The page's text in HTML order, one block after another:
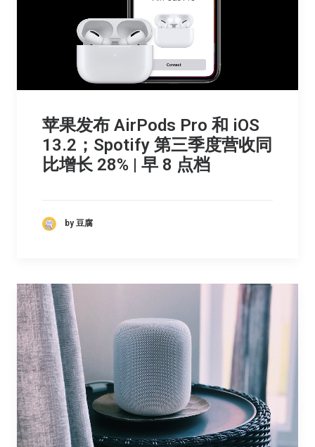
苹果发布 AirPods Pro 和 iOS
13.2；Spotify 第三季度营收同
比增长 28% | 早 8 点档
by 豆腐